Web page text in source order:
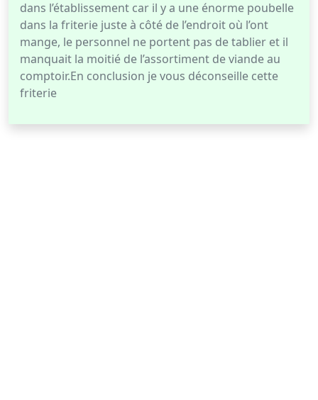
dans l’établissement car il y a une énorme poubelle
dans la friterie juste à côté de l’endroit où l’ont
mange, le personnel ne portent pas de tablier et il
manquait la moitié de l’assortiment de viande au
comptoir.En conclusion je vous déconseille cette
friterie